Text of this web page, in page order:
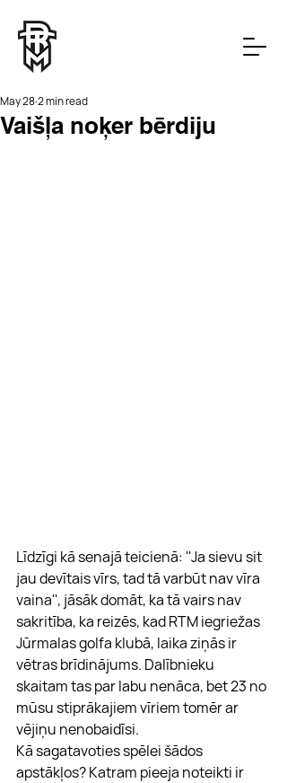
Vaišļa noķer bērdiju
May 282 min read
Līdzīgi kā senajā teicienā: ''Ja sievu sit
jau devītais vīrs, tad tā varbūt nav vīra
vaina'', jāsāk domāt, ka tā vairs nav
sakritība, ka reizēs, kad RTM iegriežas
Jūrmalas golfa klubā, laika ziņās ir
vētras brīdinājums. Dalībnieku
skaitam tas par labu nenāca, bet 23 no
mūsu stiprākajiem vīriem tomēr ar
vējiņu nenobaidīsi.
Kā sagatavoties spēlei šādos
apstākļos? Katram pieeja noteikti ir